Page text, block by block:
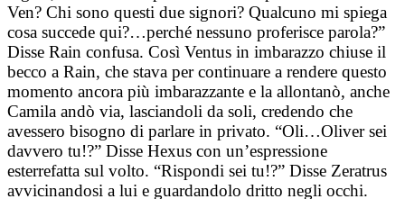
Ven? Chi sono questi due signori? Qualcuno mi spiega
cosa succede qui?…perché nessuno proferisce parola?”
Disse Rain confusa. Così Ventus in imbarazzo chiuse il
becco a Rain, che stava per continuare a rendere questo
momento ancora più imbarazzante e la allontanò, anche
Camila andò via, lasciandoli da soli, credendo che
avessero bisogno di parlare in privato. “Oli…Oliver sei
davvero tu!?” Disse Hexus con un’espressione
esterrefatta sul volto. “Rispondi sei tu!?” Disse Zeratrus
avvicinandosi a lui e guardandolo dritto negli occhi.